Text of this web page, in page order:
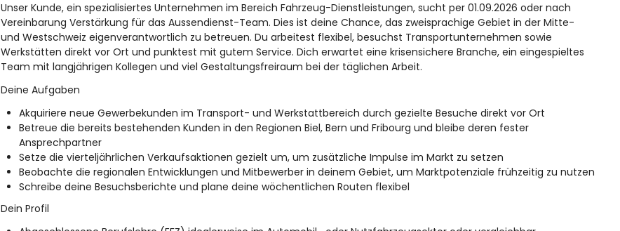
Unser Kunde, ein spezialisiertes Unternehmen im Bereich Fahrzeug-Dienstleistungen, sucht per 01.09.2026 oder nach
Vereinbarung Verstärkung für das Aussendienst-Team. Dies ist deine Chance, das zweisprachige Gebiet in der Mitte-
und Westschweiz eigenverantwortlich zu betreuen. Du arbeitest flexibel, besuchst Transportunternehmen sowie
Werkstätten direkt vor Ort und punktest mit gutem Service. Dich erwartet eine krisensichere Branche, ein eingespieltes
Team mit langjährigen Kollegen und viel Gestaltungsfreiraum bei der täglichen Arbeit.
Deine Aufgaben
Akquiriere neue Gewerbekunden im Transport- und Werkstattbereich durch gezielte Besuche direkt vor Ort
Betreue die bereits bestehenden Kunden in den Regionen Biel, Bern und Fribourg und bleibe deren fester
Ansprechpartner
Setze die vierteljährlichen Verkaufsaktionen gezielt um, um zusätzliche Impulse im Markt zu setzen
Beobachte die regionalen Entwicklungen und Mitbewerber in deinem Gebiet, um Marktpotenziale frühzeitig zu nutzen
Schreibe deine Besuchsberichte und plane deine wöchentlichen Routen flexibel
Dein Profil